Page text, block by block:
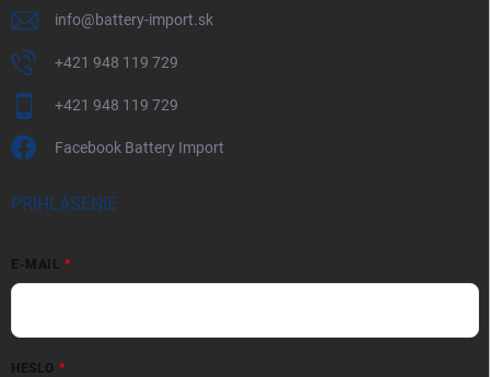
info@battery-import.sk
+421 948 119 729
+421 948 119 729
Facebook Battery Import
PRIHLÁSENIE
E-MAIL
HESLO